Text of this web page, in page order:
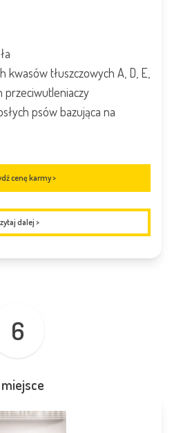
kwasów tłuszczowych A, D, E,
przeciwutleniaczy
psów bazująca na
cenę karmy >
dalej >
6